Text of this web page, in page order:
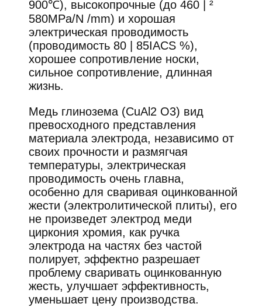
900℃), высокопрочные (до 460 | ²
580MPa/N /mm) и хорошая
электрическая проводимость
(проводимость 80 | 85IACS %),
хорошее сопротивление носки,
сильное сопротивление, длинная
жизнь.
Медь глинозема (CuAl2 O3) вид
превосходного представления
материала электрода, независимо от
своих прочности и размягчая
температуры, электрическая
проводимость очень главна,
особенно для сваривая оцинкованной
жести (электролитической плиты), его
не произведет электрод меди
циркония хромия, как ручка
электрода на частях без частой
полирует, эффектно разрешает
проблему сваривать оцинкованную
жесть, улучшает эффективность,
уменьшает цену производства.